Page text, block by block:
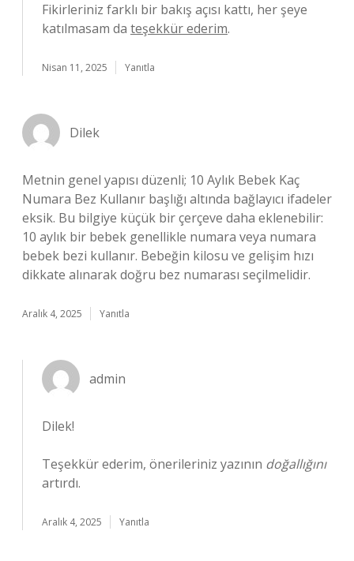
Fikirleriniz farklı bir bakış açısı kattı, her şeye
katılmasam da teşekkür ederim.
Nisan 11, 2025 Yanıtla
Dilek
Metnin genel yapısı düzenli; 10 Aylık Bebek Kaç
Numara Bez Kullanır başlığı altında bağlayıcı ifadeler
eksik. Bu bilgiye küçük bir çerçeve daha eklenebilir:
10 aylık bir bebek genellikle numara veya numara
bebek bezi kullanır. Bebeğin kilosu ve gelişim hızı
dikkate alınarak doğru bez numarası seçilmelidir.
Aralık 4, 2025 Yanıtla
admin
Dilek!
Teşekkür ederim, önerileriniz yazının doğallığını
artırdı.
Aralık 4, 2025 Yanıtla